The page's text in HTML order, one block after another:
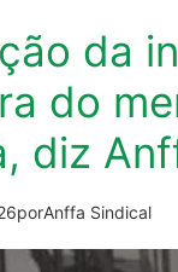
da
do
diz
porAnffa Sindical